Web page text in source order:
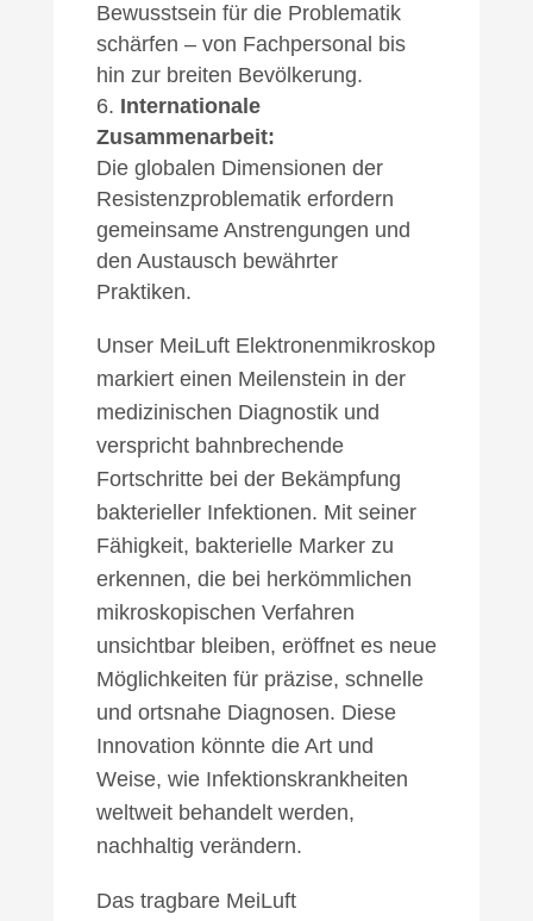
Bewusstsein für die Problematik
schärfen – von Fachpersonal bis
hin zur breiten Bevölkerung.
Internationale
Zusammenarbeit:
Die globalen Dimensionen der
Resistenzproblematik erfordern
gemeinsame Anstrengungen und
den Austausch bewährter
Praktiken.
Unser MeiLuft Elektronenmikroskop
markiert einen Meilenstein in der
medizinischen Diagnostik und
verspricht bahnbrechende
Fortschritte bei der Bekämpfung
bakterieller Infektionen. Mit seiner
Fähigkeit, bakterielle Marker zu
erkennen, die bei herkömmlichen
mikroskopischen Verfahren
unsichtbar bleiben, eröffnet es neue
Möglichkeiten für präzise, schnelle
und ortsnahe Diagnosen. Diese
Innovation könnte die Art und
Weise, wie Infektionskrankheiten
weltweit behandelt werden,
nachhaltig verändern.
Das tragbare MeiLuft